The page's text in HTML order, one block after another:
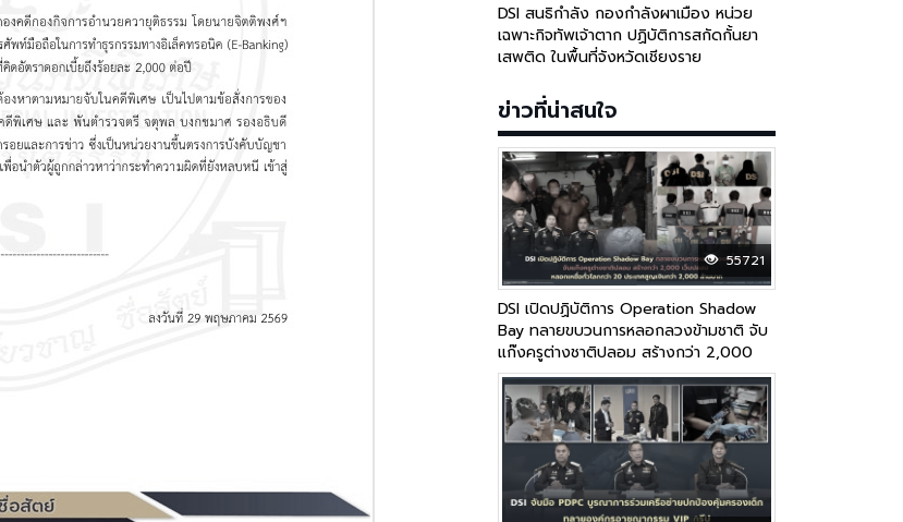
DSI สนธิกำลัง กองกำลังผาเมือง หน่วย
เฉพาะกิจทัพเจ้าตาก ปฏิบัติการสกัดกั้นยา
เสพติด ในพื้นที่จังหวัดเชียงราย
ข่าวที่น่าสนใจ
55721
DSI เปิดปฏิบัติการ Operation Shadow
Bay ทลายขบวนการหลอกลวงข้ามชาติ จับ
แก๊งครูต่างชาติปลอม สร้างกว่า 2,000
เว็บปลอม หลอกเหยื่อทั่วโลกกว่า 20
ประเทศ สูญเงินกว่า 2,000 ล้านบาท